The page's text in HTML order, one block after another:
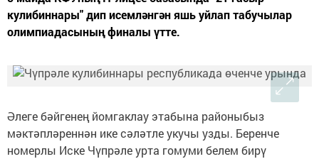
кулибиннары" дип исемләнгән яшь уйлап табучылар
олимпиадасының финалы үтте.
Әлеге бәйгенең йомгаклау этабына районыбыз
мәктәпләреннән ике сәләтле укучы узды. Беренче
номерлы Иске Чүпрәле урта гомуми белем бирү